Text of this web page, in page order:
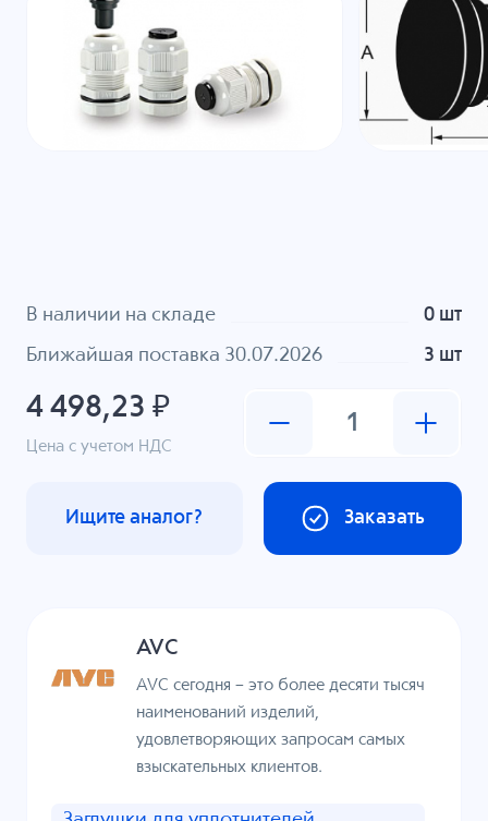
В наличии на складе 0 шт
Ближайшая поставка 30.07.2026 3 шт
4 498,23 ₽
Цена с учетом НДС
Заказать
Ищите аналог?
AVC
AVC сегодня – это более десяти тысяч
наименований изделий,
удовлетворяющих запросам самых
взыскательных клиентов.